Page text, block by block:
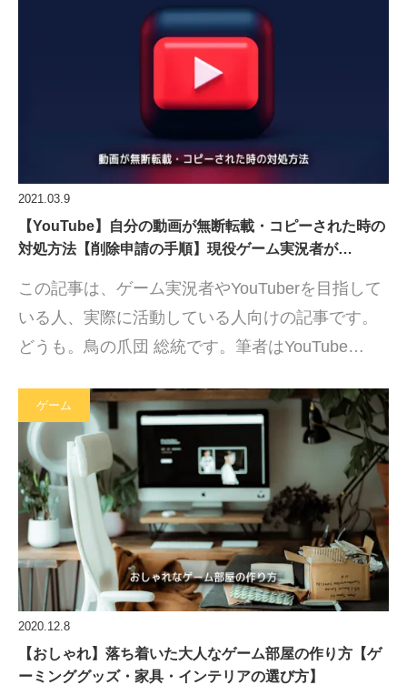
2021.03.9
【YouTube】自分の動画が無断転載・コピーされた時の
対処方法【削除申請の手順】現役ゲーム実況者が…
この記事は、ゲーム実況者やYouTuberを目指して
いる人、実際に活動している人向けの記事です。
どうも。鳥の爪団 総統です。筆者はYouTube…
ゲーム
2020.12.8
【おしゃれ】落ち着いた大人なゲーム部屋の作り方【ゲ
ーミンググッズ・家具・インテリアの選び方】